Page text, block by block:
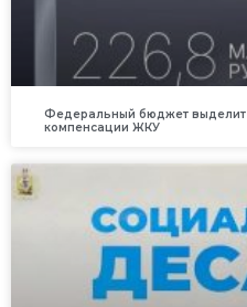
Федеральный бюджет
компенсации ЖКУ